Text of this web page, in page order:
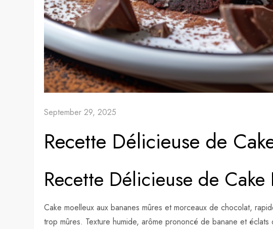
September 29, 2025
Recette Délicieuse de
Recette Délicieuse de
Cake moelleux aux bananes mûres et morceaux de chocolat,
trop mûres. Texture humide, arôme prononcé de banane et